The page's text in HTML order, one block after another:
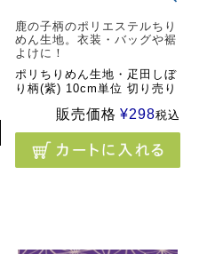
鹿の子柄のポリエステルちり
めん生地。衣装・バッグや裾
よけに！
ポリちりめん生地・疋田しぼ
り柄(紫) 10cm単位 切り売り
販売価格 ¥298税込